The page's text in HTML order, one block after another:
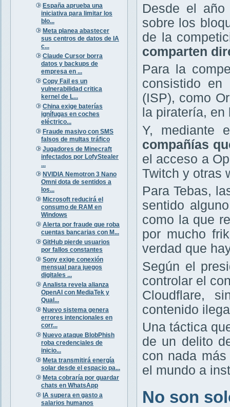
España aprueba una
iniciativa para limitar los
blo...
Meta planea abastecer
sus centros de datos de IA
c...
Claude Cursor borra
datos y backups de
empresa en ...
Copy Fail es un
vulnerabilidad critica
kernel de L...
China exige baterías
ignífugas en coches
eléctrico...
Fraude masivo con SMS
falsos de multas tráfico
Jugadores de Minecraft
infectados por LofyStealer
...
NVIDIA Nemotron 3 Nano
Omni dota de sentidos a
los...
Microsoft reducirá el
consumo de RAM en
Windows
Alerta por fraude que roba
cuentas bancarias con M...
GitHub pierde usuarios
por fallos constantes
Sony exige conexión
mensual para juegos
digitales ...
Analista revela alianza
OpenAI con MediaTek y
Qual...
Nuevo sistema genera
errores intencionales en
corr...
Nuevo ataque BlobPhish
roba credenciales de
inicio...
Meta transmitirá energía
solar desde el espacio pa...
Meta cobraría por guardar
chats en WhatsApp
IA supera en gasto a
salarios humanos
Desde el
sobre los
de la
comparten
Para la
consistido en
(ISP), como
la piratería,
Y, mediante
compañías
el acceso a
Twitch y otras
Para Tebas,
sentido
como la que
por mucho
verdad que
Según el
controlar el
Cloudflare,
contenido
Una táctica
de un delito
con nada
el mundo a
No son